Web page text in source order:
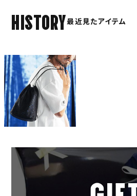
HISTORY最近見たアイテム